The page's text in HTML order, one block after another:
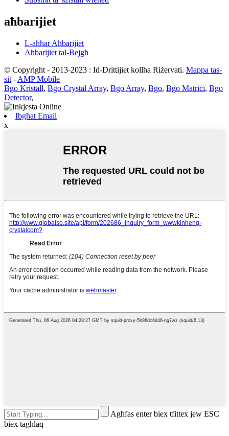
aħbarijiet
L-aħħar Aħbarijiet
Aħbarijiet tal-Bejgħ
© Copyright - 2013-2023 : Id-Drittijiet kollha Riżervati. Mappa tas-
sit - AMP Mobile
Bgo Kristall, Bgo Crystal Array, Bgo Array, Bgo, Bgo Matriċi, Bgo
Detector,
Ibgħat Email
x
Agħfas enter biex tfittex jew ESC
biex tagħlaq